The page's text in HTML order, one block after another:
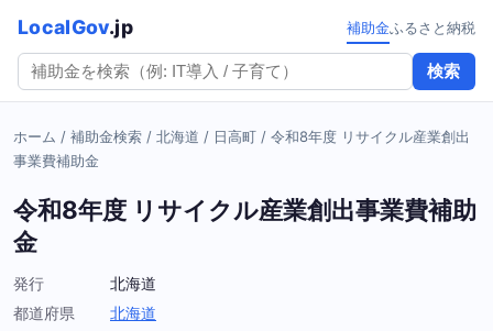
LocalGov.jp
検索
補助金ふるさと納税
ホーム / 補助金検索 / 北海道 / 日高町 / 令和8年度 リサイクル産業創出
事業費補助金
令和8年度 リサイクル産業創出事業費補助
金
発行
北海道
都道府県
北海道